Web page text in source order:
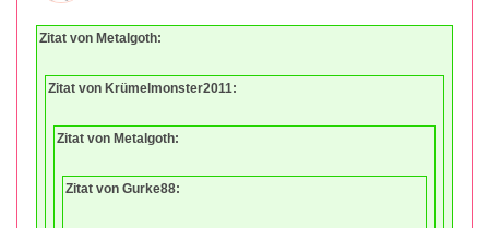
Zitat von Metalgoth:
Zitat von Krümelmonster2011:
Zitat von Metalgoth:
Zitat von Gurke88: